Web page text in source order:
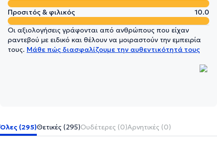
Προσιτός & φιλικός
10.0
Οι αξιολογήσεις γράφονται από ανθρώπους που είχαν
ραντεβού με ειδικό και θέλουν να μοιραστούν την εμπειρία
τους. Μάθε πώς διασφαλίζουμε την αυθεντικότητά τους
Όλες (295)Θετικές (295)Ουδέτερες (0)Αρνητικές (0)